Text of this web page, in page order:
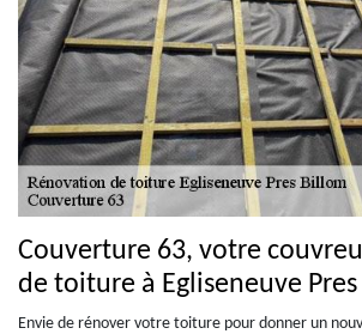
Couverture 63, votre
de toiture à Egliseneuve
Envie de rénover votre toiture pour donner un